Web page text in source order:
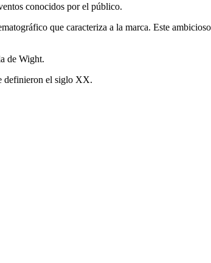
conocidos por el público.
que caracteriza a la marca. Este
de Wight.
definieron el siglo XX.